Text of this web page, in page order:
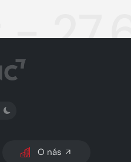
PŘEPNOUT SVĚTLÝ/TMAVÝ REŽIM
O nás